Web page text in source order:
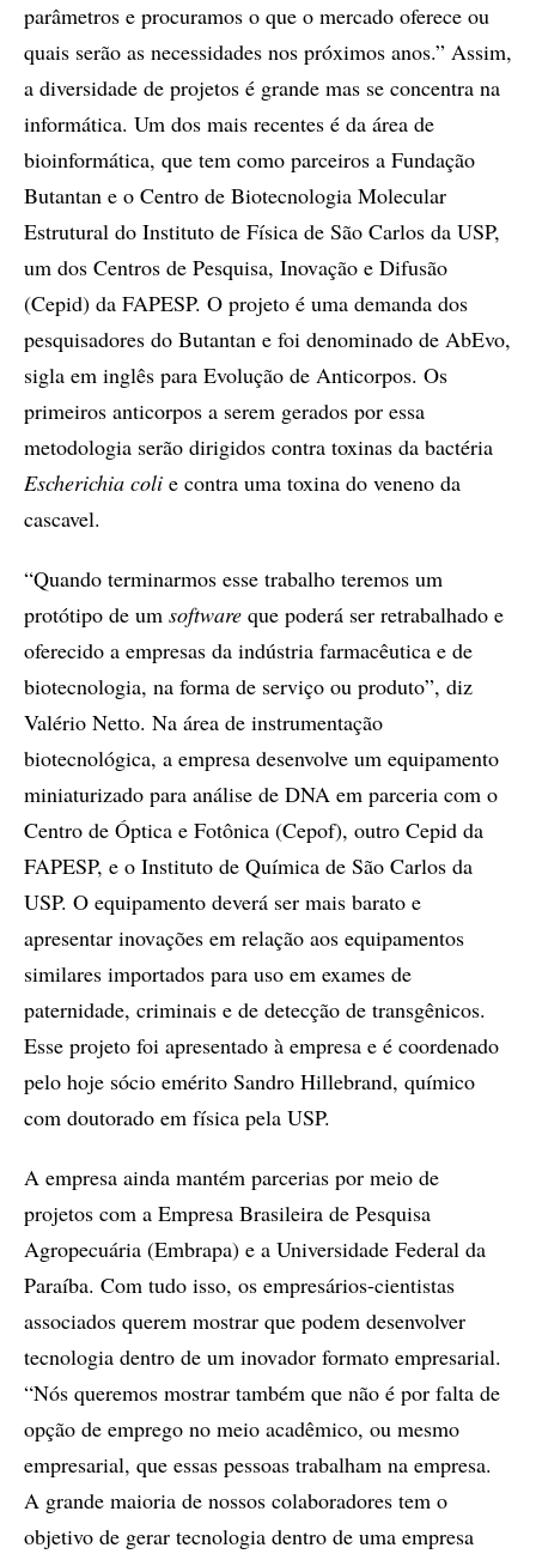
parâmetros e procuramos o que o mercado oferece ou
quais serão as necessidades nos próximos anos.” Assim,
a diversidade de projetos é grande mas se concentra na
informática. Um dos mais recentes é da área de
bioinformática, que tem como parceiros a Fundação
Butantan e o Centro de Biotecnologia Molecular
Estrutural do Instituto de Física de São Carlos da USP,
um dos Centros de Pesquisa, Inovação e Difusão
(Cepid) da FAPESP. O projeto é uma demanda dos
pesquisadores do Butantan e foi denominado de AbEvo,
sigla em inglês para Evolução de Anticorpos. Os
primeiros anticorpos a serem gerados por essa
metodologia serão dirigidos contra toxinas da bactéria
Escherichia coli e contra uma toxina do veneno da
cascavel.
“Quando terminarmos esse trabalho teremos um
protótipo de um software que poderá ser retrabalhado e
oferecido a empresas da indústria farmacêutica e de
biotecnologia, na forma de serviço ou produto”, diz
Valério Netto. Na área de instrumentação
biotecnológica, a empresa desenvolve um equipamento
miniaturizado para análise de DNA em parceria com o
Centro de Óptica e Fotônica (Cepof), outro Cepid da
FAPESP, e o Instituto de Química de São Carlos da
USP. O equipamento deverá ser mais barato e
apresentar inovações em relação aos equipamentos
similares importados para uso em exames de
paternidade, criminais e de detecção de transgênicos.
Esse projeto foi apresentado à empresa e é coordenado
pelo hoje sócio emérito Sandro Hillebrand, químico
com doutorado em física pela USP.
A empresa ainda mantém parcerias por meio de
projetos com a Empresa Brasileira de Pesquisa
Agropecuária (Embrapa) e a Universidade Federal da
Paraíba. Com tudo isso, os empresários-cientistas
associados querem mostrar que podem desenvolver
tecnologia dentro de um inovador formato empresarial.
“Nós queremos mostrar também que não é por falta de
opção de emprego no meio acadêmico, ou mesmo
empresarial, que essas pessoas trabalham na empresa.
A grande maioria de nossos colaboradores tem o
objetivo de gerar tecnologia dentro de uma empresa